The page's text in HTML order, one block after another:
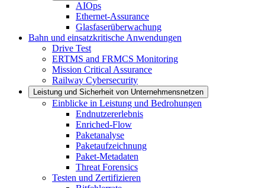
AIOps
Ethernet-Assurance
Glasfaserüberwachung
Bahn und einsatzkritische Anwendungen
Drive Test
ERTMS and FRMCS Monitoring
Mission Critical Assurance
Railway Cybersecurity
Leistung und Sicherheit von Unternehmensnetzen
Einblicke in Leistung und Bedrohungen
Endnutzererlebnis
Enriched-Flow
Paketanalyse
Paketaufzeichnung
Paket-Metadaten
Threat Forensics
Testen und Zertifizieren